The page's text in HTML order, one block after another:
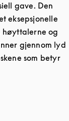
gave. Den
eksepsjonelle
høyttalerne og
gjennom lyd
som betyr
Tab